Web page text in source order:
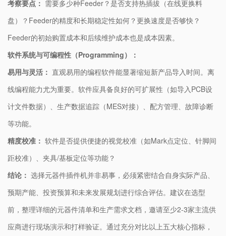
​考察要点：​ ​ 需要多少种Feeder？是否支持热插拔（在线更换料
盘）？Feeder的精度和长期稳定性如何？更换速度是否够快？
Feeder的初始购置成本和后续维护成本也是成本因素。
​软件系统与可编程性（Programming）：​
​易用与灵活：​ ​ 直观易用的编程软件能显著缩短新产品导入时间。离
线编程能力尤为重要。软件应具备良好的可扩展性（如导入PCB设
计文件数据）、生产数据追踪（MES对接）、配方管理、故障诊断
等功能。
​精度校准：​ ​ 软件是否提供便捷的视觉校准（如Mark点定位、针脚间
距校准）、夹具/基板定位等功能？
​结论：​ ​ 选择元器件插件机并非易事，必须紧密结合自身实际产品、
预期产能、投资预算和未来发展规划进行综合评估。建议在选型
前，整理详细的元器件清单和生产需求文档，邀请至少2-3家主流供
应商进行现场演示和打样验证。通过充分对比以上五大核心指标，